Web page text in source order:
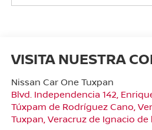
VISITA NUESTRA
Nissan Car One Tuxpan
Blvd. Independencia 142,
Túxpam de Rodríguez Cano, Ver.
Tuxpan Veracruz de Ignacio de